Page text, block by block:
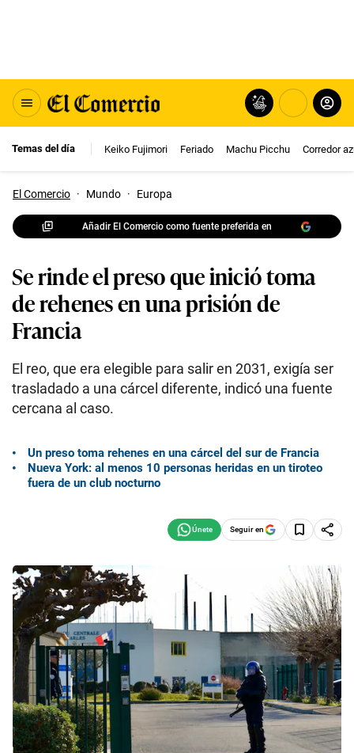
Temas del día Keiko Fujimori Feriado Machu Picchu Corredor
El Comercio · Mundo · Europa
Añadir El Comercio como fuente preferida en
Se rinde el preso que inició toma
de rehenes en una prisión de
Francia
El reo, que era elegible para salir en 2031, exigía ser
trasladado a una cárcel diferente, indicó una fuente
cercana al caso.
Un preso toma rehenes en una cárcel del sur de Francia
Nueva York: al menos 10 personas heridas en un tiroteo
fuera de un club nocturno
Seguir en